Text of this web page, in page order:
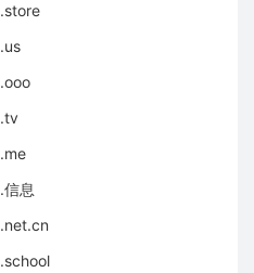
.store
.us
.ooo
.tv
.me
.信息
.net.cn
.school